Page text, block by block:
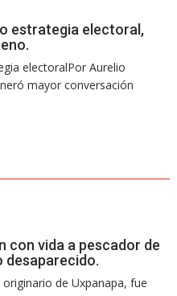
estrategia electoral,
electoralPor Aurelio
mayor conversación
con vida a pescador de
desaparecido.
de Uxpanapa, fue